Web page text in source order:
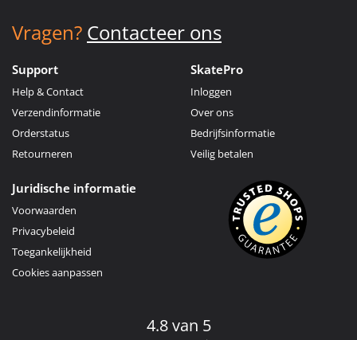
Vragen? Contacteer ons
Support
Help & Contact
Verzendinformatie
Orderstatus
Retourneren
SkatePro
Inloggen
Over ons
Bedrijfsinformatie
Veilig betalen
Juridische informatie
Voorwaarden
Privacybeleid
Toegankelijkheid
Cookies aanpassen
4.8 van 5